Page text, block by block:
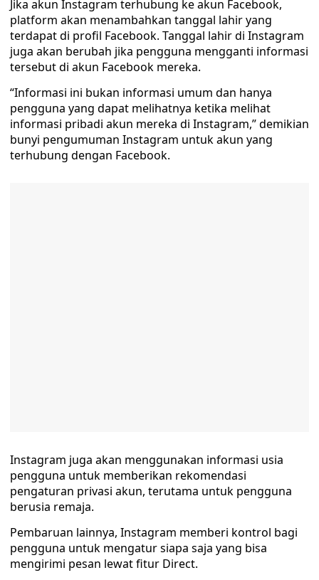
Jika akun Instagram terhubung ke akun Facebook,
platform akan menambahkan tanggal lahir yang
terdapat di profil Facebook. Tanggal lahir di Instagram
juga akan berubah jika pengguna mengganti informasi
tersebut di akun Facebook mereka.
“Informasi ini bukan informasi umum dan hanya
pengguna yang dapat melihatnya ketika melihat
informasi pribadi akun mereka di Instagram,” demikian
bunyi pengumuman Instagram untuk akun yang
terhubung dengan Facebook.
Instagram juga akan menggunakan informasi usia
pengguna untuk memberikan rekomendasi
pengaturan privasi akun, terutama untuk pengguna
berusia remaja.
Pembaruan lainnya, Instagram memberi kontrol bagi
pengguna untuk mengatur siapa saja yang bisa
mengirimi pesan lewat fitur Direct.